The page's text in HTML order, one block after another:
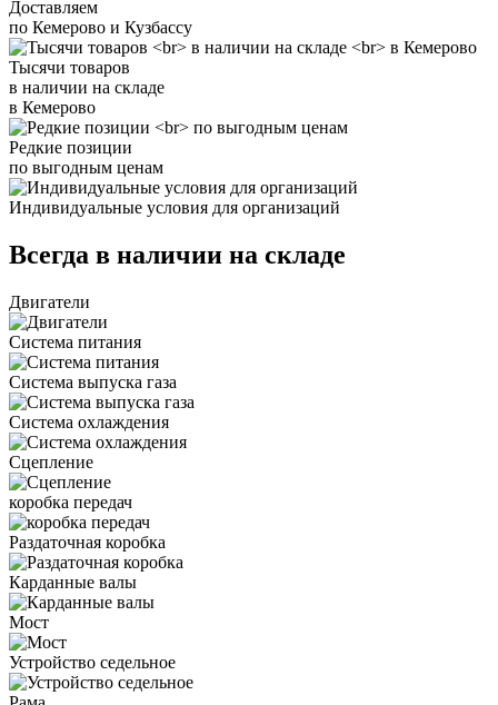
Доставляем
по Кемерово и Кузбассу
Тысячи товаров
в наличии на складе
в Кемерово
Редкие позиции
по выгодным ценам
Индивидуальные условия для организаций
Всегда в наличии на складе
Двигатели
Система питания
Система выпуска газа
Система охлаждения
Сцепление
коробка передач
Раздаточная коробка
Карданные валы
Мост
Устройство седельное